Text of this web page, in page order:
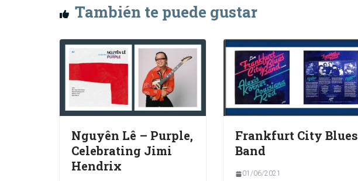
También te puede gustar
Nguyên Lê – Purple,
Celebrating Jimi
Hendrix
Frankfurt City Blues
Band
01/06/2021